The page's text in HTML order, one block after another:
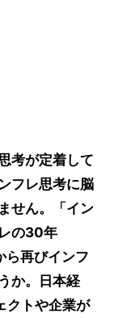
考が定着して
フレ思考に脳
せん。「イン
の30年
再びインフ
か。日本経
クトや企業が